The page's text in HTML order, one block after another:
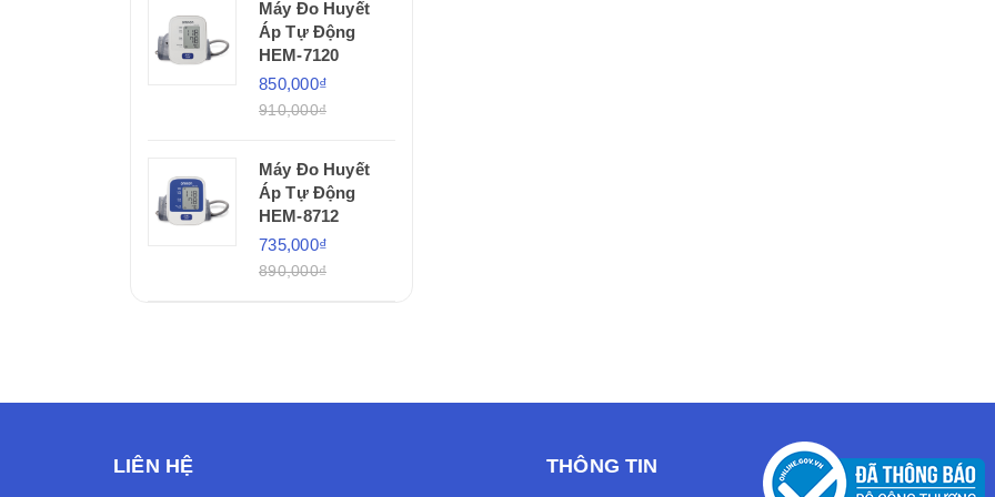
Máy Đo Huyết
Áp Tự Động
HEM-7120
850,000₫
910,000₫
Máy Đo Huyết
Áp Tự Động
HEM-8712
735,000₫
890,000₫
LIÊN HỆ THÔNG TIN